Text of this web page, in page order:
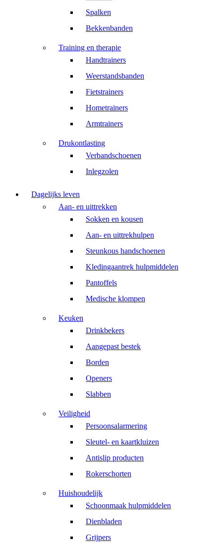
Spalken
Bekkenbanden
Training en therapie
Handtrainers
Weerstandsbanden
Fietstrainers
Hometrainers
Armtrainers
Drukontlasting
Verbandschoenen
Inlegzolen
Dagelijks leven
Aan- en uittrekken
Sokken en kousen
Aan- en uittrekhulpen
Steunkous handschoenen
Kledingaantrek hulpmiddelen
Pantoffels
Medische klompen
Keuken
Drinkbekers
Aangepast bestek
Borden
Openers
Slabben
Veiligheid
Persoonsalarmering
Sleutel- en kaartkluizen
Antislip producten
Rokerschorten
Huishoudelijk
Schoonmaak hulpmiddelen
Dienbladen
Grijpers